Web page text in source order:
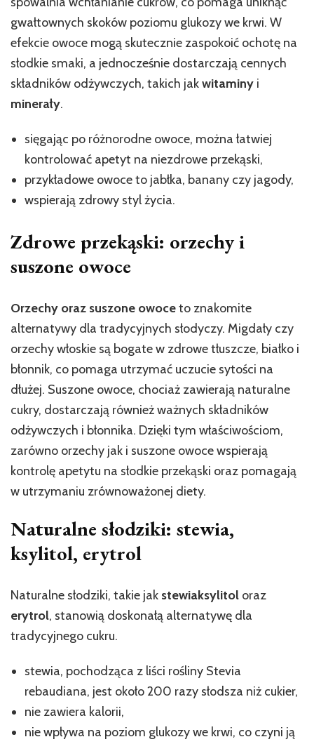
gwałtownych skoków poziomu glukozy we krwi. W
efekcie owoce mogą skutecznie zaspokoić ochotę na
słodkie smaki, a jednocześnie dostarczają cennych
składników odżywczych, takich jakwitaminy i
minerały.
sięgając po różnorodne owoce, można łatwiej
kontrolować apetyt na niezdrowe przekąski,
przykładowe owoce to jabłka, banany czy jagody,
wspierają zdrowy styl życia.
Zdrowe przekąski: orzechy i
suszone owoce
Orzechy oraz suszone owoceto znakomite
alternatywy dla tradycyjnych słodyczy. Migdały czy
orzechy włoskie są bogate w zdrowe tłuszcze, białko i
błonnik, co pomaga utrzymać uczucie sytości na
dłużej. Suszone owoce, chociaż zawierają naturalne
cukry, dostarczają również ważnych składników
odżywczych i błonnika. Dzięki tym właściwościom,
zarówno orzechy jak i suszone owoce wspierają
kontrolę apetytu na słodkie przekąski oraz pomagają
w utrzymaniu zrównoważonej diety.
Naturalne słodziki: stewia,
ksylitol, erytrol
Naturalne słodziki, takie jak stewiaksylitol oraz
erytrol, stanowią doskonałą alternatywę dla
tradycyjnego cukru.
stewia, pochodząca z liści rośliny Stevia
rebaudiana, jest około 200 razy słodsza niż cukier,
nie zawiera kalorii,
nie wpływa na poziom glukozy we krwi, co czyni ją